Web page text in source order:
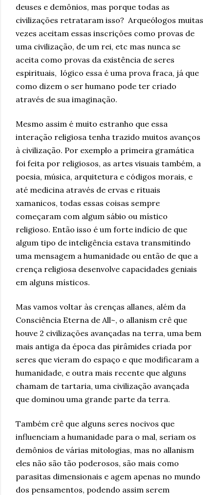
deuses e demônios, mas porque todas as
civilizações retrataram isso? Arqueólogos muitas
vezes aceitam essas inscrições como provas de
uma civilização, de um rei, etc mas nunca se
aceita como provas da existência de seres
espirituais, lógico essa é uma prova fraca, já que
como dizem o ser humano pode ter criado
através de sua imaginação.
Mesmo assim é muito estranho que essa
interação religiosa tenha trazido muitos avanços
à civilização. Por exemplo a primeira gramática
foi feita por religiosos, as artes visuais também, a
poesia, música, arquitetura e códigos morais, e
até medicina através de ervas e rituais
xamanicos, todas essas coisas sempre
começaram com algum sábio ou místico
religioso. Então isso é um forte indício de que
algum tipo de inteligência estava transmitindo
uma mensagem a humanidade ou então de que a
crença religiosa desenvolve capacidades geniais
em alguns místicos.
Mas vamos voltar às crenças allanes, além da
Consciência Eterna de All~, o allanism crê que
houve 2 civilizações avançadas na terra, uma bem
mais antiga da época das pirâmides criada por
seres que vieram do espaço e que modificaram a
humanidade, e outra mais recente que alguns
chamam de tartaria, uma civilização avançada
que dominou uma grande parte da terra.
Também crê que alguns seres nocivos que
influenciam a humanidade para o mal, seriam os
demônios de várias mitologias, mas no allanism
eles não são tão poderosos, são mais como
parasitas dimensionais e agem apenas no mundo
dos pensamentos, podendo assim serem